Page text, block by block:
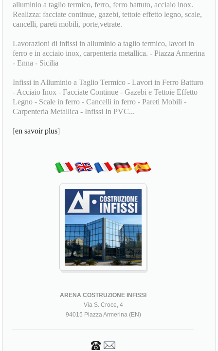
alluminio a taglio termico, ferro, ferro battuto, acciaio inox.
Realizza: facciate continue, gazebi, tettoie effetto legno, scale,
cancelli, pareti mobili, porte,vetrate.
Lavorazioni di infissi in alluminio a taglio termico, lavori in
ferro e in acciaio inox, carpenteria metallica. - Piazza Armerina
- Enna - Sicilia
Infissi in Alluminio a Taglio Termico - Lavori in Ferro Batturo
- Acciaio Inox - Facciate Continue - Gazebi e Tettoie Effetto
Legno - Scale in ferro - Cancelli in ferro - Pareti Mobili -
Carpenteria Metallica - Infissi In PVC...
[en savoir plus]
ARENA COSTRUZIONE INFISSI
Via S. Croce, 4
94015 Piazza Armerina (EN)